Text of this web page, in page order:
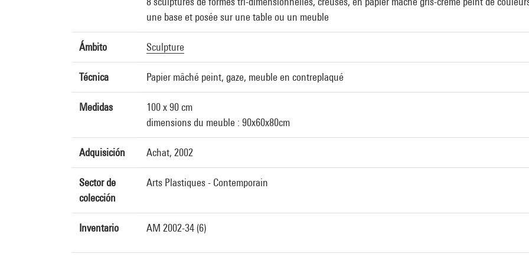
une base et posée sur une table ou un meuble
Ámbito Sculpture
Técnica Papier mâché peint, gaze, meuble en contreplaqué
Medidas
100 x 90 cm
dimensions du meuble : 90x60x80cm
Adquisición Achat, 2002
Sector de
colección
Arts Plastiques - Contemporain
Inventario AM 2002-34 (6)